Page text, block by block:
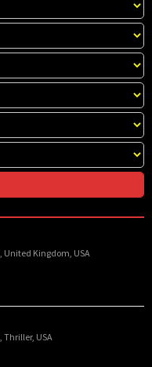
United Kingdom USA
Thriller, USA